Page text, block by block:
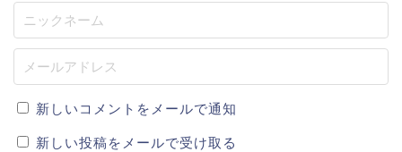
新しいコメントをメールで通知
新しい投稿をメールで受け取る